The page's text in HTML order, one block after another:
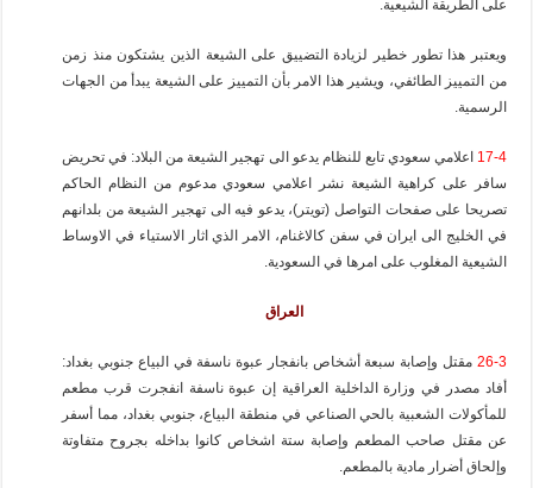
على الطريقة الشيعية.
ويعتبر هذا تطور خطير لزيادة التضييق على الشيعة الذين يشتكون منذ زمن
من التمييز الطائفي، ويشير هذا الامر بأن التمييز على الشيعة يبدأ من الجهات
الرسمية.
17-4 اعلامي سعودي تابع للنظام يدعو الى تهجير الشيعة من البلاد: في تحريض
سافر على كراهية الشيعة نشر اعلامي سعودي مدعوم من النظام الحاكم
تصريحا على صفحات التواصل (تويتر)، يدعو فيه الى تهجير الشيعة من بلدانهم
في الخليج الى ايران في سفن كالاغنام، الامر الذي اثار الاستياء في الاوساط
الشيعية المغلوب على امرها في السعودية.
العراق
26-3 مقتل وإصابة سبعة أشخاص بانفجار عبوة ناسفة في البياع جنوبي بغداد:
أفاد مصدر في وزارة الداخلية العراقية إن عبوة ناسفة انفجرت قرب مطعم
للمأكولات الشعبية بالحي الصناعي في منطقة البياع، جنوبي بغداد، مما أسفر
عن مقتل صاحب المطعم وإصابة ستة اشخاص كانوا بداخله بجروح متفاوتة
وإلحاق أضرار مادية بالمطعم.